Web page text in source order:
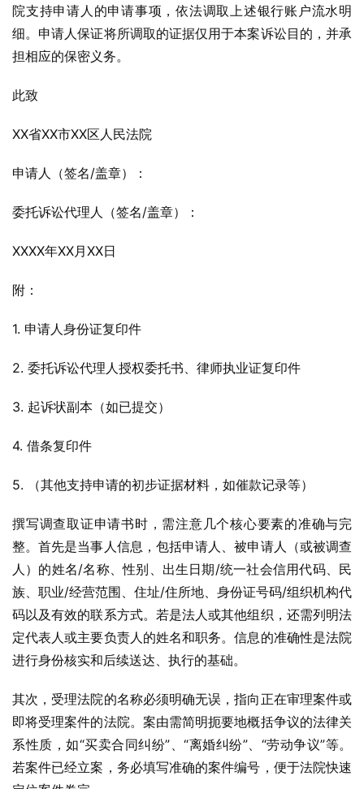
院支持申请人的申请事项，依法调取上述银行账户流水明
细。申请人保证将所调取的证据仅用于本案诉讼目的，并承
担相应的保密义务。
此致
XX省XX市XX区人民法院
申请人（签名/盖章）：
委托诉讼代理人（签名/盖章）：
XXXX年XX月XX日
附：
1. 申请人身份证复印件
2. 委托诉讼代理人授权委托书、律师执业证复印件
3. 起诉状副本（如已提交）
4. 借条复印件
5. （其他支持申请的初步证据材料，如催款记录等）
撰写调查取证申请书时，需注意几个核心要素的准确与完
整。首先是当事人信息，包括申请人、被申请人（或被调查
人）的姓名/名称、性别、出生日期/统一社会信用代码、民
族、职业/经营范围、住址/住所地、身份证号码/组织机构代
码以及有效的联系方式。若是法人或其他组织，还需列明法
定代表人或主要负责人的姓名和职务。信息的准确性是法院
进行身份核实和后续送达、执行的基础。
其次，受理法院的名称必须明确无误，指向正在审理案件或
即将受理案件的法院。案由需简明扼要地概括争议的法律关
系性质，如“买卖合同纠纷”、“离婚纠纷”、“劳动争议”等。
若案件已经立案，务必填写准确的案件编号，便于法院快速